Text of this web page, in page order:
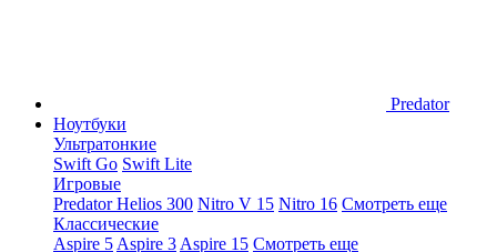
Predator
Ноутбуки
Ультратонкие
Swift Go Swift Lite
Игровые
Predator Helios 300 Nitro V 15 Nitro 16 Смотреть еще
Классические
Aspire 5 Aspire 3 Aspire 15 Смотреть еще